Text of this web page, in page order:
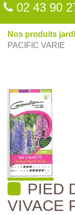
02 43 90
Nos produits
PACIFIC VARIE
PIED
VIVACE